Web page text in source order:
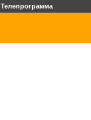
Телепрограмма